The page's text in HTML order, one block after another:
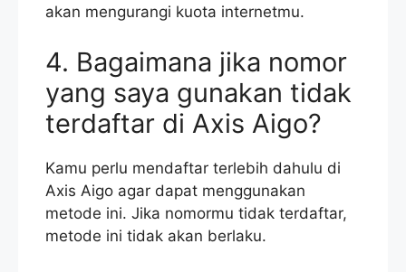
akan mengurangi kuota internetmu.
4. Bagaimana jika nomor
yang saya gunakan tidak
terdaftar di Axis Aigo?
Kamu perlu mendaftar terlebih dahulu di
Axis Aigo agar dapat menggunakan
metode ini. Jika nomormu tidak terdaftar,
metode ini tidak akan berlaku.